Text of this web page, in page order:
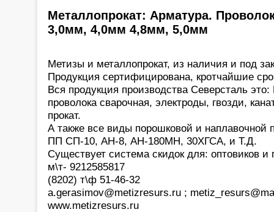
Металлопрокат: Арматура.
3,0мм, 4,0мм 4,8мм, 5,0мм
Метизы и металлопрокат, из наличия и под
Продукция сертифицирована, кротчайшие
Вся продукция производства Северсталь
проволока сварочная, электроды, гвозди,
прокат.
А также все виды порошковой и наплавочной
ПП СП-10, АН-8, АН-180МН, 30ХГСА, и Т.Д.
Существует система скидок для: оптовиков и
м\т- 9212585817
(8202) т\ф 51-46-32
a.gerasimov@metizresurs.ru ;
www.metizresurs.ru